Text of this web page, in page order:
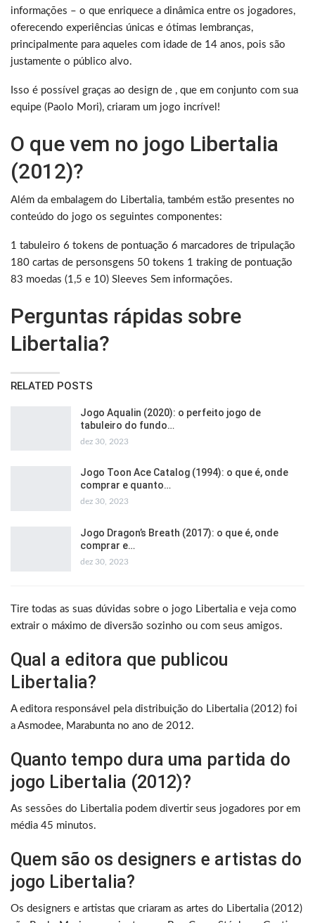
informações – o que enriquece a dinâmica entre os jogadores,
oferecendo experiências únicas e ótimas lembranças,
principalmente para aqueles com idade de 14 anos, pois são
justamente o público alvo.
Isso é possível graças ao design de , que em conjunto com sua
equipe (Paolo Mori), criaram um jogo incrível!
O que vem no jogo Libertalia
(2012)?
Além da embalagem do Libertalia, também estão presentes no
conteúdo do jogo os seguintes componentes:
1 tabuleiro 6 tokens de pontuação 6 marcadores de tripulação
180 cartas de personsgens 50 tokens 1 traking de pontuação
83 moedas (1,5 e 10) Sleeves Sem informações.
Perguntas rápidas sobre
Libertalia?
RELATED POSTS
Jogo Aqualin (2020): o perfeito jogo de
tabuleiro do fundo…
dez 30, 2023
Jogo Toon Ace Catalog (1994): o que é, onde
comprar e quanto…
dez 30, 2023
Jogo Dragon’s Breath (2017): o que é, onde
comprar e…
dez 30, 2023
Tire todas as suas dúvidas sobre o jogo Libertalia e veja como
extrair o máximo de diversão sozinho ou com seus amigos.
Qual a editora que publicou
Libertalia?
A editora responsável pela distribuição do Libertalia (2012) foi
a Asmodee, Marabunta no ano de 2012.
Quanto tempo dura uma partida do
jogo Libertalia (2012)?
As sessões do Libertalia podem divertir seus jogadores por em
média 45 minutos.
Quem são os designers e artistas do
jogo Libertalia?
Os designers e artistas que criaram as artes do Libertalia (2012)